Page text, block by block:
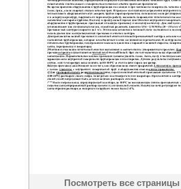
Посмотреть все страницы